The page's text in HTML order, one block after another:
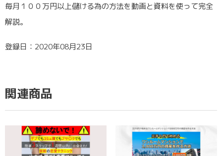
毎月１００万円以上儲ける為の方法を動画と資料を使って完全
解説。
登録日：2020年08月23日
関連商品